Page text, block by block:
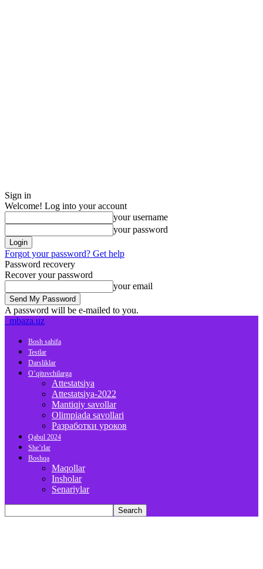
Sign in
Welcome! Log into your account
your username
your password
Forgot your password? Get help
Password recovery
Recover your password
your email
A password will be e-mailed to you.
mbaza.uz
Bosh sahifa
Testlar
Darsliklar
O’qituvchilarga
Attestatsiya
Attestatsiya-2022
Mantiqiy savollar
Olimpiada savollari
Разработки уроков
Qabul 2024
She’rlar
Boshqa
Maqollar
Insholar
Senariylar